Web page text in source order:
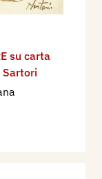
su carta
Sartori